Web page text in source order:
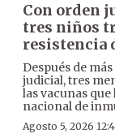
Con orden
tres niños
resistencia
Después de
judicial, tres
las vacunas
nacional de
Agosto 5, 2026